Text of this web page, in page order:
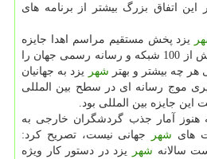
این اتفاق بزرگ بیشتر از برنامه های
یزد پخش مستقیم مراسم اهدا جایزه
پایدار جهانی از بیش از 100 شبكه و رسانه رسمی جهان را
چه بیشتر و بهتر شهر
یزد به جهانیان
موج رسانه ای در سطح بین المللی
جایزه بین المللی بود.
هنوز آمار جذب گردشگران خارجی به
های شهر
جهانی نیست، تصریح كرد:
سالانه شهر
یزد در دستور كار ویژه